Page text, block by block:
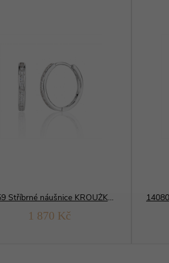
14059 Stříbrné náušnice KROUŽKY bílé 18 mm
1 870 Kč